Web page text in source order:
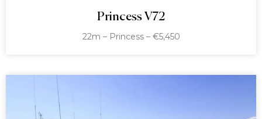
Princess V72
22m – Princess – €5,450